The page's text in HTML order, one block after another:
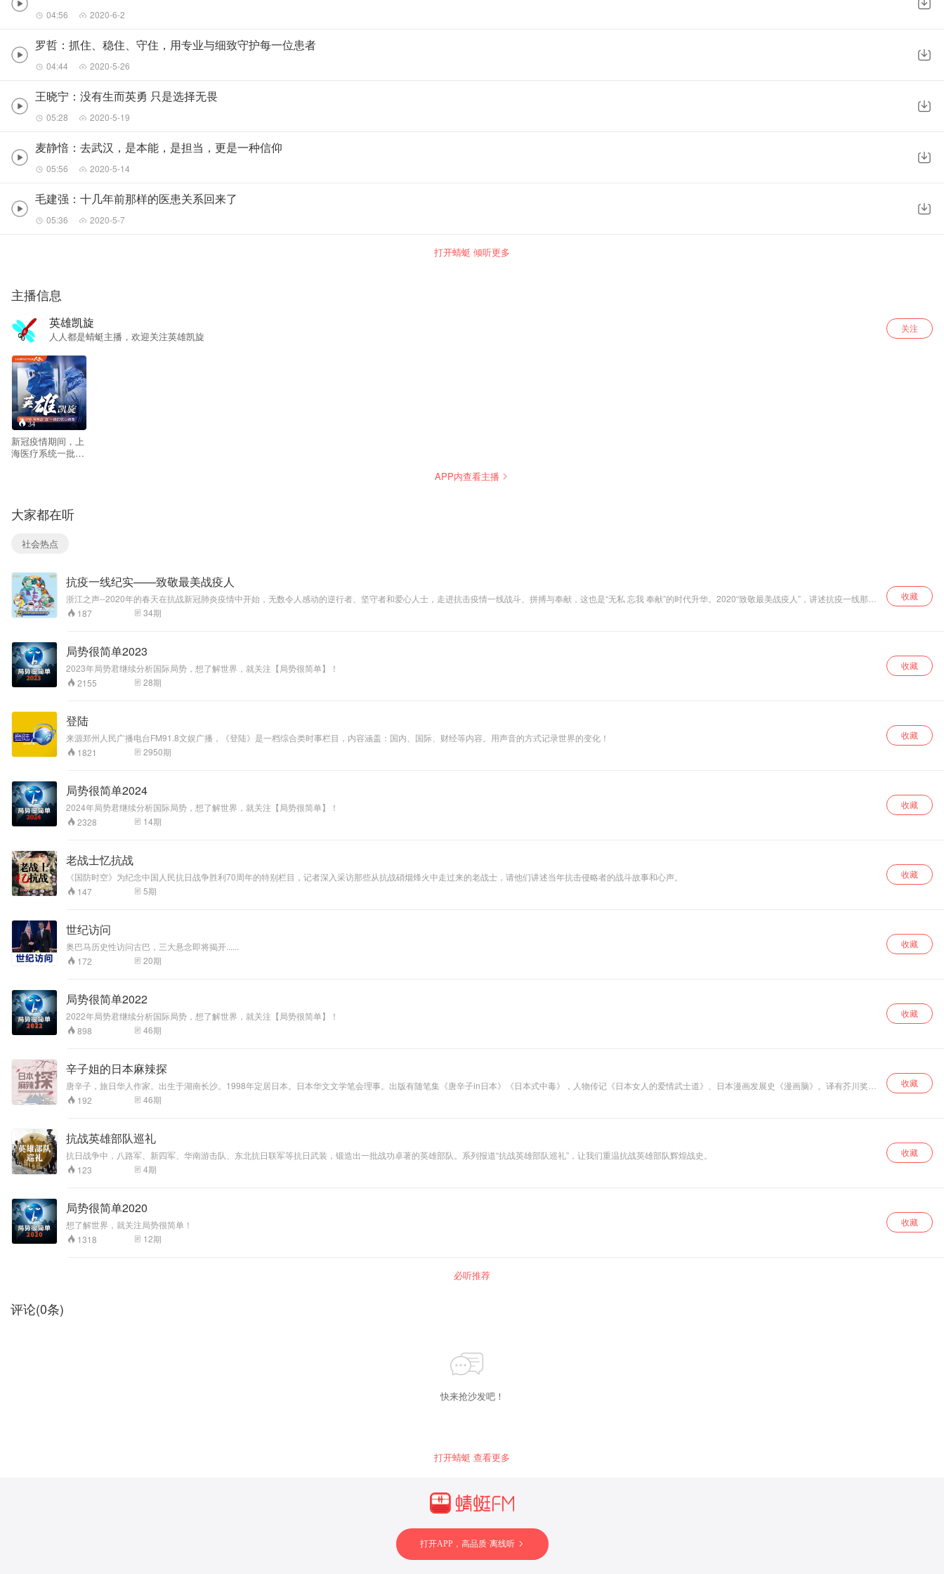
04:56 2020-6-2
罗哲：抓住、稳住、守住，用专业与细致守护每一位患者
04:44 2020-5-26
王晓宁：没有生而英勇 只是选择无畏
05:28 2020-5-19
麦静愔：去武汉，是本能，是担当，更是一种信仰
05:56 2020-5-14
毛建强：十几年前那样的医患关系回来了
05:36 2020-5-7
打开蜻蜓 倾听更多
主播信息
英雄凯旋
人人都是蜻蜓主播，欢迎关注英雄凯旋
关注
34
新冠疫情期间，上
海医疗系统一批批
旋，让我们一齐用
5分钟，倾听他们
路历程，倾听那些
APP内查看主播
大家都在听
社会热点
抗疫一线纪实——致敬最美战疫人
浙江之声--2020年的春天在抗战新冠肺炎疫情中开始，无数令人感动的逆行者、坚守者和爱心人士，走进抗击疫情一线战斗、拼搏与奉献，这也是“无私 忘我 奉献”的时代升华。2020“致敬最美战疫人”，讲述抗疫一线那些
感动你的战斗者和奉献者”。
187 34期
收藏
局势很简单2023
2023年局势君继续分析国际局势，想了解世界，就关注【局势很简单】！
2155
28期
收藏
登陆
来源郑州人民广播电台FM91.8文娱广播，《登陆》是一档综合类时事栏目，内容涵盖：国内、国际、财经等内容。用声音的方式记录世界的变化！
1821
2950期
收藏
局势很简单2024
2024年局势君继续分析国际局势，想了解世界，就关注【局势很简单】！
2328
14期
收藏
老战士忆抗战
《国防时空》为纪念中国人民抗日战争胜利70周年的特别栏目，记者深入采访那些从抗战硝烟烽火中走过来的老战士，请他们讲述当年抗击侵略者的战斗故事和心声。
147
5期
收藏
世纪访问
奥巴马历史性访问古巴，三大悬念即将揭开......
172
20期
收藏
局势很简单2022
2022年局势君继续分析国际局势，想了解世界，就关注【局势很简单】！
898
46期
收藏
辛子姐的日本麻辣探
唐辛子，旅日华人作家。出生于湖南长沙。1998年定居日本。日本华文文学笔会理事。出版有随笔集《唐辛子in日本》《日本式中毒》，人物传记《日本女人的爱情武士道》、日本漫画发展史《漫画脑》。译有芥川奖作
品《异类婚姻谭》《我的先生夏目漱石》等。
192 46期
收藏
抗战英雄部队巡礼
抗日战争中，八路军、新四军、华南游击队、东北抗日联军等抗日武装，锻造出一批战功卓著的英雄部队。系列报道“抗战英雄部队巡礼”，让我们重温抗战英雄部队辉煌战史。
123
4期
收藏
局势很简单2020
想了解世界，就关注局势很简单！
1318
12期
收藏
必听推荐
评论(0条)
快来抢沙发吧！
打开蜻蜓 查看更多
打开APP，高品质·离线听